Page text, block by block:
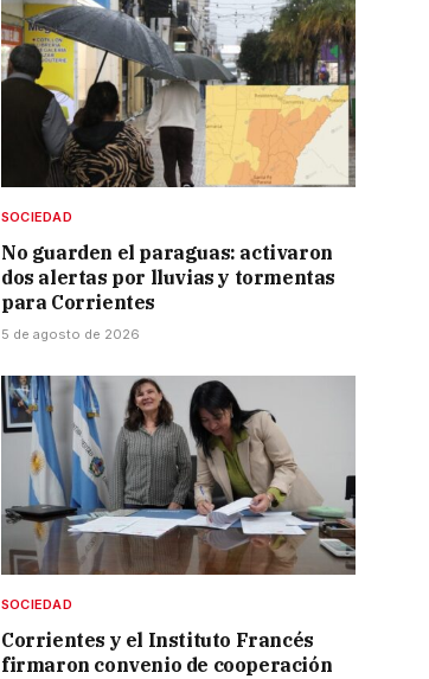
SOCIEDAD
No guarden el paraguas: activaron
dos alertas por lluvias y tormentas
para Corrientes
5 de agosto de 2026
SOCIEDAD
Corrientes y el Instituto Francés
firmaron convenio de cooperación